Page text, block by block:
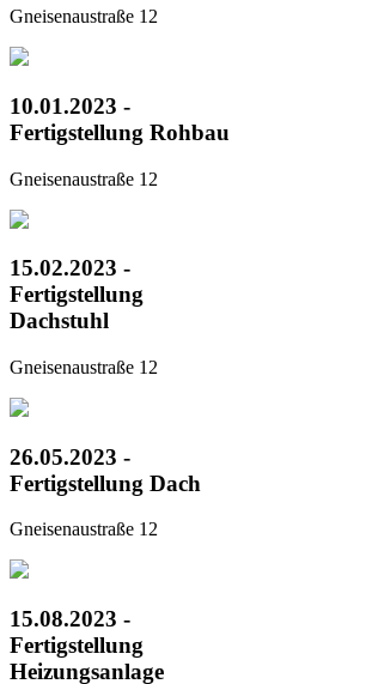
Gneisenaustraße 12
10.01.2023 -
Fertigstellung Rohbau
Gneisenaustraße 12
15.02.2023 -
Fertigstellung
Dachstuhl
Gneisenaustraße 12
26.05.2023 -
Fertigstellung Dach
Gneisenaustraße 12
15.08.2023 -
Fertigstellung
Heizungsanlage